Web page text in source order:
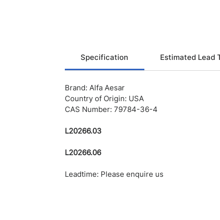
Specification Estimated Lead
Brand: Alfa Aesar
Country of Origin: USA
CAS Number: 79784-36-4
L20266.03
L20266.06
Leadtime: Please enquire us